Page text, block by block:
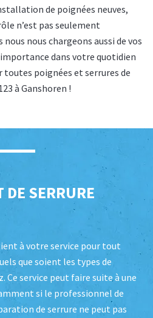
de poignées neuves,
n’est pas seulement
nous chargeons aussi de vos
dans votre quotidien
toutes poignées et serrures de
à Ganshoren !
DE SERRURE
à votre service pour tout
que soient les types de
Ce service peut faire suite à une
si le professionnel de
de serrure ne peut pas